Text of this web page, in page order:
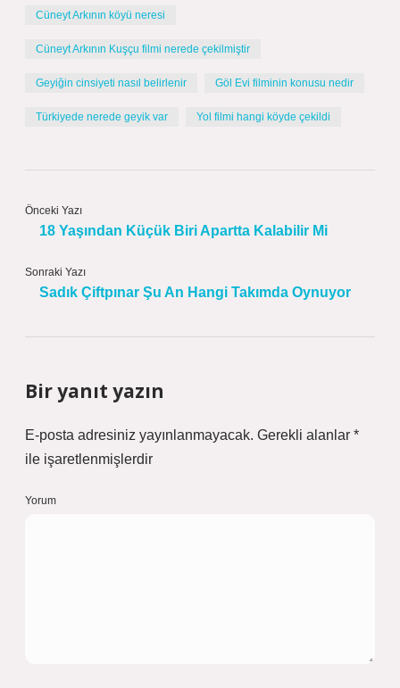
Cüneyt Arkının köyü neresi
Cüneyt Arkının Kuşçu filmi nerede çekilmiştir
Geyiğin cinsiyeti nasıl belirlenir Göl Evi filminin konusu nedir
Türkiyede nerede geyik var Yol filmi hangi köyde çekildi
Önceki Yazı
18 Yaşından Küçük Biri Apartta Kalabilir Mi
Sonraki Yazı
Sadık Çiftpınar Şu An Hangi Takımda Oynuyor
Bir yanıt yazın
E-posta adresiniz yayınlanmayacak. Gerekli alanlar *
ile işaretlenmişlerdir
Yorum